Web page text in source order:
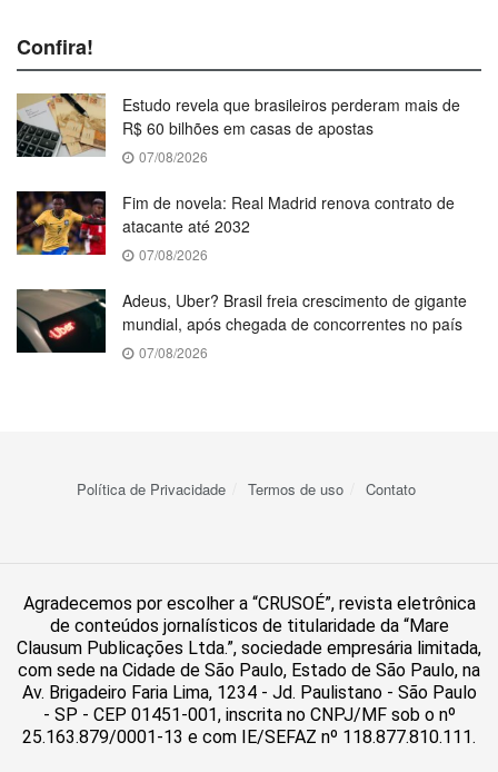
Confira!
Estudo revela que brasileiros perderam mais de
R$ 60 bilhões em casas de apostas
07/08/2026
Fim de novela: Real Madrid renova contrato de
atacante até 2032
07/08/2026
Adeus, Uber? Brasil freia crescimento de gigante
mundial, após chegada de concorrentes no país
07/08/2026
Política de Privacidade Termos de uso Contato
Agradecemos por escolher a “CRUSOÉ”, revista eletrônica
de conteúdos jornalísticos de titularidade da “Mare
Clausum Publicações Ltda.”, sociedade empresária limitada,
com sede na Cidade de São Paulo, Estado de São Paulo, na
Av. Brigadeiro Faria Lima, 1234 - Jd. Paulistano - São Paulo
- SP - CEP 01451-001, inscrita no CNPJ/MF sob o nº
25.163.879/0001-13 e com IE/SEFAZ nº 118.877.810.111.